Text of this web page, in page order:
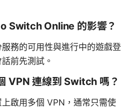
Switch Online 的影響？
務的可用性與進行中的遊戲登
前先測試。
VPN 連線到 Switch 嗎？
啟用多個 VPN，通常只需使